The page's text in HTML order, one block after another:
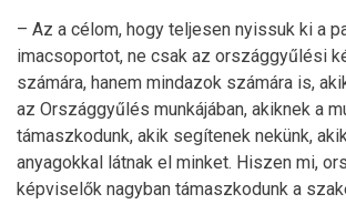
– Az a célom, hogy teljesen nyissuk ki a
imacsoportot, ne csak az országgyűlési
számára, hanem mindazok számára is,
az Országgyűlés munkájában, akiknek a
támaszkodunk, akik segítenek nekünk,
anyagokkal látnak el minket. Hiszen mi,
képviselők nagyban támaszkodunk a